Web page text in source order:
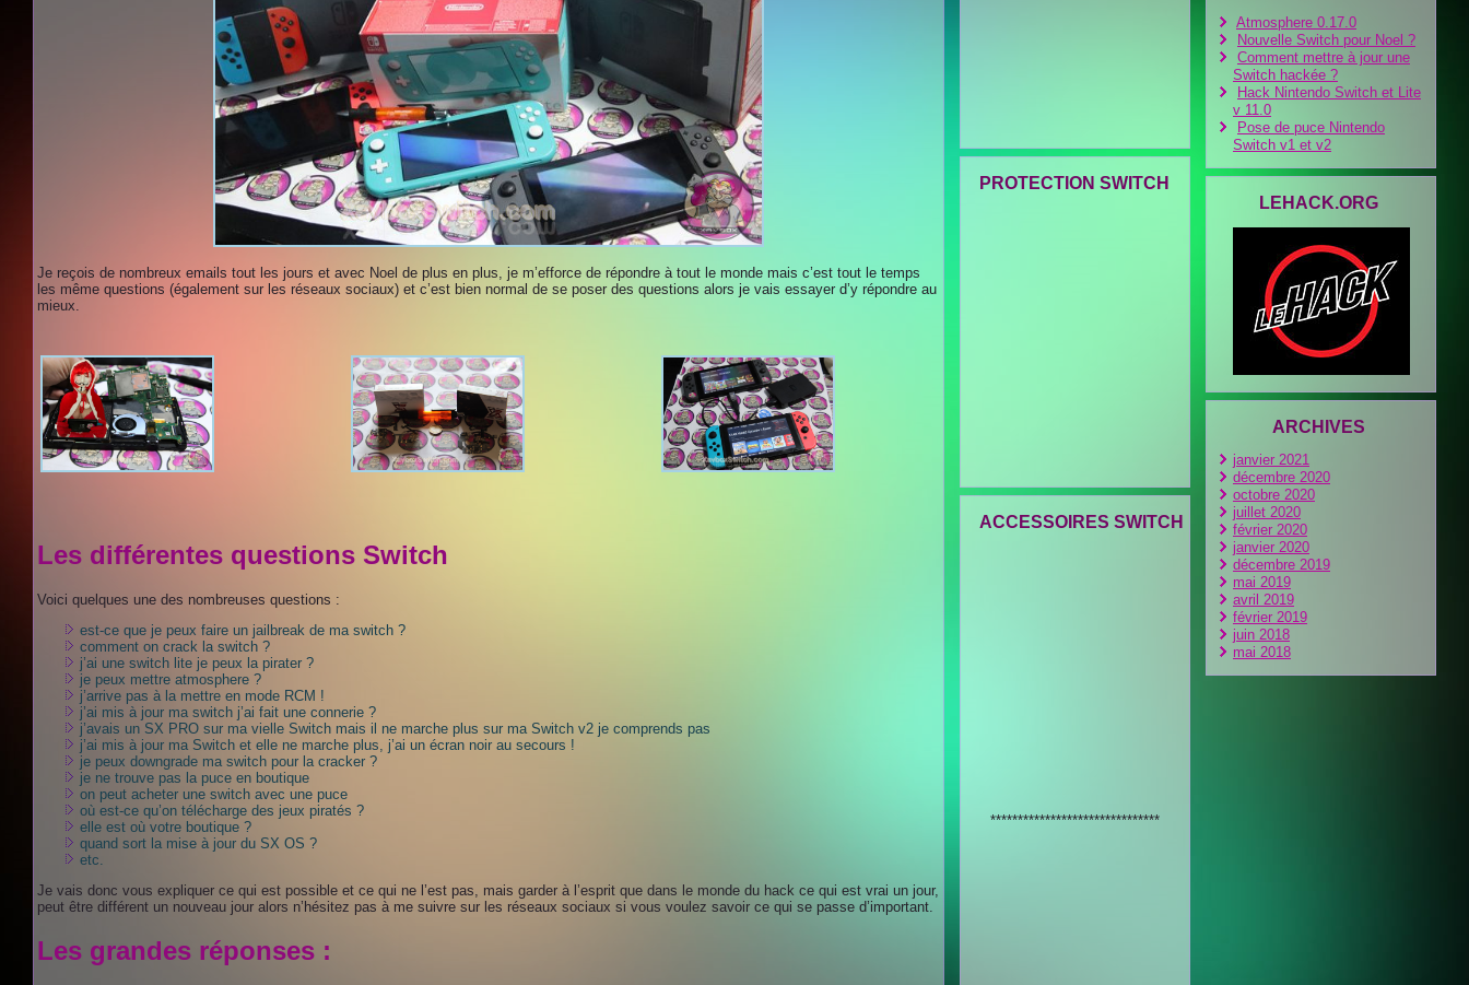
Je reçois de nombreux emails tout les jours et avec Noel de plus en plus, je m’efforce de répondre à tout le monde mais c’est tout le temps
les même questions (également sur les réseaux sociaux) et c’est bien normal de se poser des questions alors je vais essayer d’y répondre au
mieux.
Les différentes questions Switch
Voici quelques une des nombreuses questions :
est-ce que je peux faire un jailbreak de ma switch ?
comment on crack la switch ?
j’ai une switch lite je peux la pirater ?
je peux mettre atmosphere ?
j’arrive pas à la mettre en mode RCM !
j’ai mis à jour ma switch j’ai fait une connerie ?
j’avais un SX PRO sur ma vielle Switch mais il ne marche plus sur ma Switch v2 je comprends pas
j’ai mis à jour ma Switch et elle ne marche plus, j’ai un écran noir au secours !
je peux downgrade ma switch pour la cracker ?
je ne trouve pas la puce en boutique
on peut acheter une switch avec une puce
où est-ce qu’on télécharge des jeux piratés ?
elle est où votre boutique ?
quand sort la mise à jour du SX OS ?
etc.
Je vais donc vous expliquer ce qui est possible et ce qui ne l’est pas, mais garder à l’esprit que dans le monde du hack ce qui est vrai un jour,
peut être différent un nouveau jour alors n’hésitez pas à me suivre sur les réseaux sociaux si vous voulez savoir ce qui se passe d’important.
Les grandes réponses :
PROTECTION SWITCH
ACCESSOIRES SWITCH
*******************************
Atmosphere 0.17.0
Nouvelle Switch pour Noel ?
Comment mettre à jour une
Switch hackée ?
Hack Nintendo Switch et Lite
v 11.0
Pose de puce Nintendo
Switch v1 et v2
LEHACK.ORG
ARCHIVES
janvier 2021
décembre 2020
octobre 2020
juillet 2020
février 2020
janvier 2020
décembre 2019
mai 2019
avril 2019
février 2019
juin 2018
mai 2018